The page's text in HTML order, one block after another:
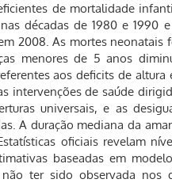
de mortalidade
décadas de 1980 e
2008. As mortes
menores de 5 anos
aos deficits de
intervenções de saúde
universais, e as
A duração mediana da
oficiais revelam
baseadas em
ter sido observada